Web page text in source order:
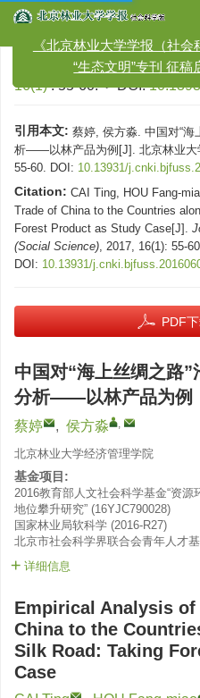
>北京林业大学学
16(1): 55-60.> DOI:
引用本文: 蔡婷, 侯方淼. 中国对“海
析——以林产品为例[J]. 北京林业大
55-60. DOI: 10.13931/
Citation: CAI Ting, HOU Fang-
Trade of China to the Countries
Forest Product as Study Case[J].
(Social Science), 2017, 16(1): 55-
DOI: 10.13931/
PDF
中国对“海上丝绸之路
分析——以林产品为例
蔡婷 , 侯方淼 ,
北京林业大学经济管理学院
基金项目:
2016教育部人文社会科学基金“资
地位攀升研究” (16YJC790028)
国家林业局软科学 (2016-R27)
北京市社会科学界联合会青年人才
详细信息
Empirical Analysis
China to the
Silk Road: Taking
Case
《北京林业大学学报（社会
“生态文明”专刊 征稿